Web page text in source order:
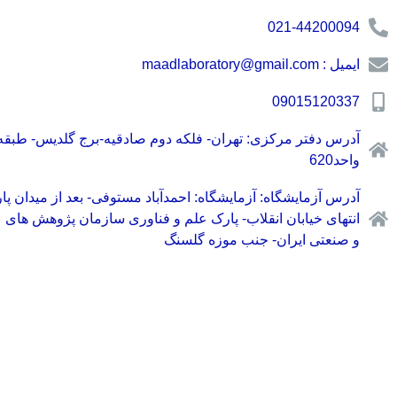
021-44200094
ایمیل : maadlaboratory@gmail.com
09015120337
واحد620
آدرس آزمایشگاه: آزمایشگاه: احمدآباد مستوفی- بعد از میدان
انتهای خیابان انقلاب- پارک علم و فناوری سازمان پژوهش
و صنعتی ایران- جنب موزه گلسنگ